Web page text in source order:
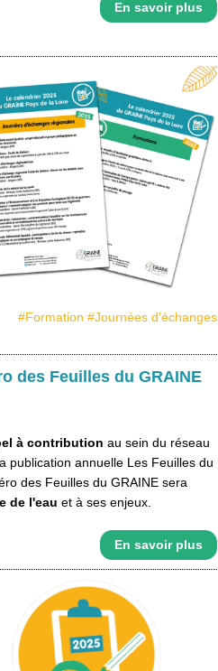
En savoir plus
#Formation #Journées d'échanges
des Feuilles du GRAINE
à contribution au sein du réseau
publication annuelle Les Feuilles du
des Feuilles du GRAINE sera
de l'eau et à ses enjeux.
En savoir plus